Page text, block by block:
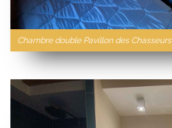
Chambre double Pavillon des Chasseurs